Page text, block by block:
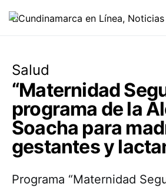
Salud
“Maternidad
programa de la
Soacha para
gestantes y
Programa “Maternidad